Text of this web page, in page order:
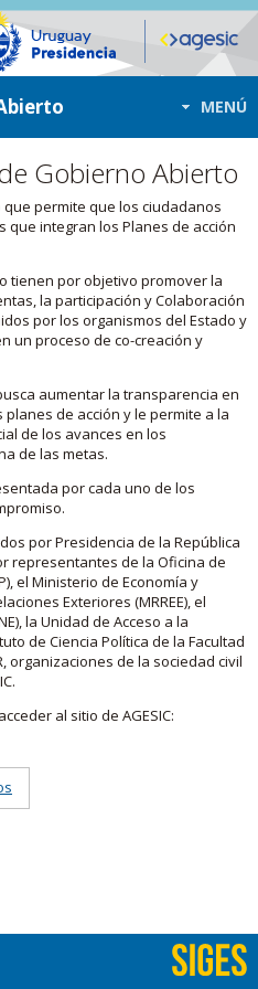
MENÚ
Gobierno Abierto
permite que los ciudadanos
integran los Planes de acción
tienen por objetivo promover la
la participación y Colaboración
por los organismos del Estado y
un proceso de co-creación y
aumentar la transparencia en
de acción y le permite a la
de los avances en los
de las metas.
por cada uno de los
por Presidencia de la República
representantes de la Oficina de
el Ministerio de Economía y
Exteriores (MRREE), el
la Unidad de Acceso a la
de Ciencia Política de la Facultad
organizaciones de la sociedad civil
al sitio de AGESIC: